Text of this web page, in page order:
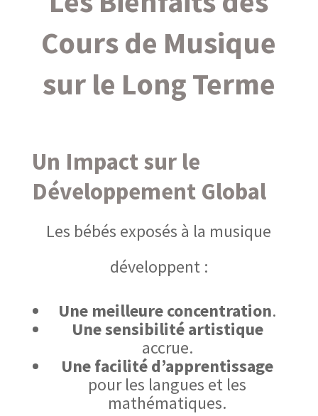
Cours de Musique
sur le Long Terme
Un Impact sur le
Développement Global
Les bébés exposés à la musique
développent :
Une meilleure concentration.
Une sensibilité artistique
accrue.
Une facilité d’apprentissage
pour les langues et les
mathématiques.